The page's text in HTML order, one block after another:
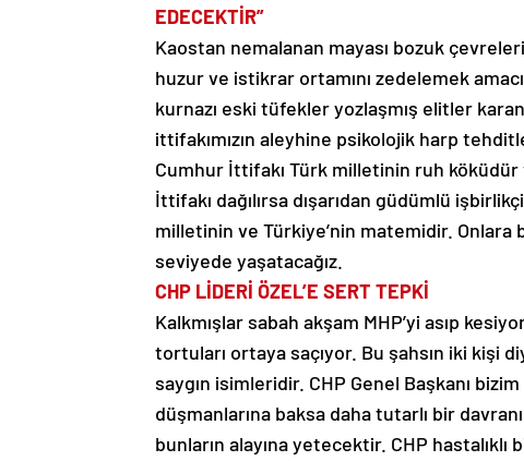
EDECEKTİR”
Kaostan nemalanan mayası bozuk
huzur ve istikrar ortamını zedelemek
kurnazı eski tüfekler yozlaşmış elitler
ittifakımızın aleyhine psikolojik harp
Cumhur İttifakı Türk milletinin ruh
İttifakı dağılırsa dışarıdan güdümlü
milletinin ve Türkiye’nin matemidir. Onlara
seviyede yaşatacağız.
CHP LİDERİ ÖZEL’E SERT TEPKİ
Kalkmışlar sabah akşam MHP’yi asıp
tortuları ortaya saçıyor. Bu şahsın iki kişi
saygın isimleridir. CHP Genel Başkanı
düşmanlarına baksa daha tutarlı bir
bunların alayına yetecektir. CHP hastalıklı